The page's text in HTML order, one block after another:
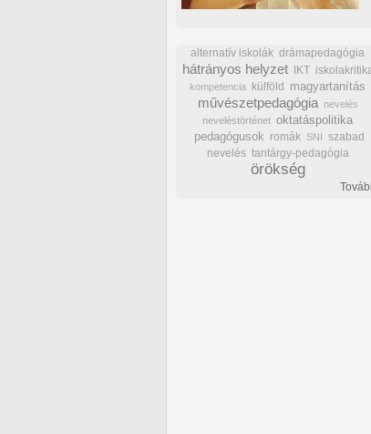
alternatív iskolák drámapedagógia
hátrányos helyzet IKT
kompetencia külföld magyartanítás
művészetpedagógia
nevelés
neveléstörténet oktatáspolitika
pedagógusok romák SNI szabad
nevelés tantárgy-pedagógia
örökség